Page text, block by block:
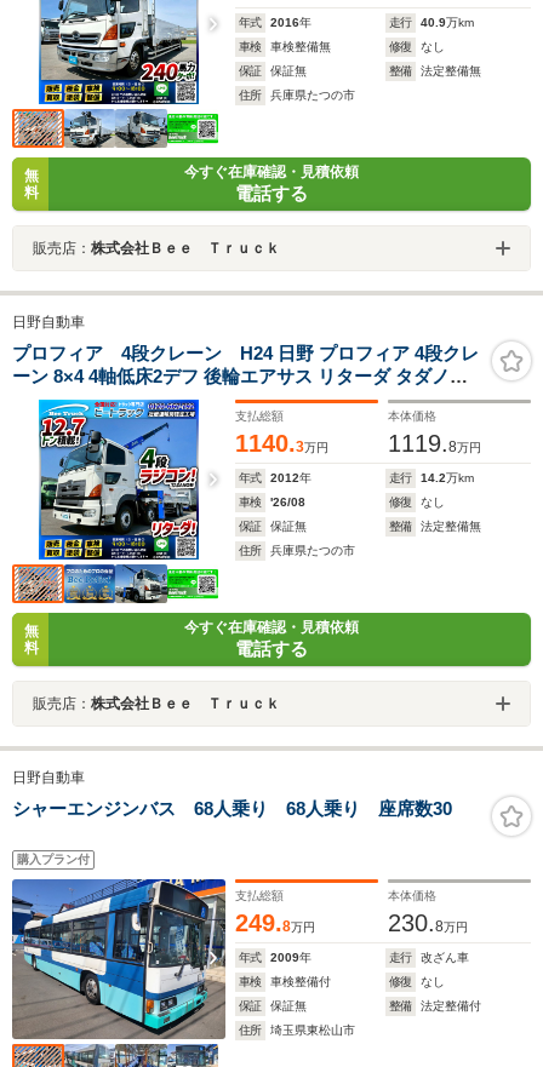
年式 2016年 走行 40.9万km
車検
車検整備無 修復
なし
保証
保証無 整備
法定整備無
住所
兵庫県たつの市
無
料
今すぐ在庫確認・見積依頼
電話する
販売店： 株式会社Ｂｅｅ Ｔｒｕｃｋ
日野自動車
プロフィア 4段クレーン H24 日野 プロフィア 4段クレ
ーン 8×4 4軸低床2デフ 後輪エアサス リターダ タダノ
TADANO 2.93t ラジコン フックイン 7速マニュアル MT
10t 25t 大型 ユニック車 カーゴクレーン 2251
支払総額
1140.3万円
本体価格
1119.8万円
年式 2012年 走行 14.2万km
車検
'26/08 修復
なし
保証
保証無 整備
法定整備無
住所
兵庫県たつの市
無
料
今すぐ在庫確認・見積依頼
電話する
販売店： 株式会社Ｂｅｅ Ｔｒｕｃｋ
日野自動車
シャーエンジンバス 68人乗り 68人乗り 座席数30
購入プラン付
支払総額
249.8万円
本体価格
230.8万円
年式 2009年 走行
改ざん車
車検
車検整備付 修復
なし
保証
保証無 整備
法定整備付
住所
埼玉県東松山市